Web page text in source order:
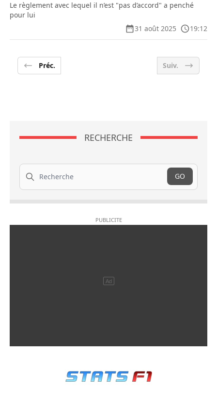
Le règlement avec lequel il n’est "pas d’accord" a penché
pour lui
31 août 2025
19:12
Préc. Suiv.
RECHERCHE
Recherche
GO